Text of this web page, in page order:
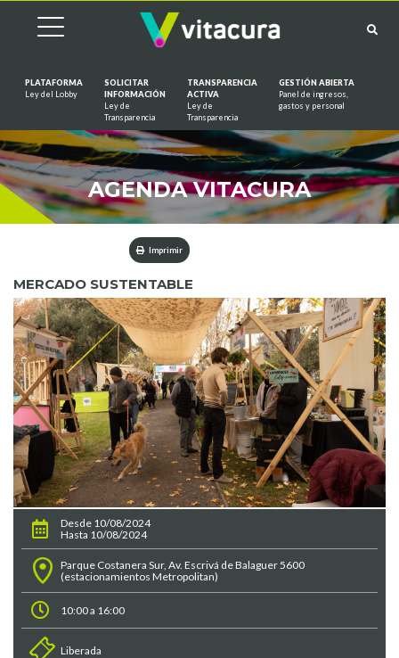
PLATAFORMA
Ley del Lobby
SOLICITAR
INFORMACIÓN
Ley de
Transparencia
TRANSPARENCIA
ACTIVA
Ley de
Transparencia
GESTIÓN ABIERTA
Panel de ingresos,
gastos y personal
AGENDA VITACURA
Imprimir
MERCADO SUSTENTABLE
Desde 10/08/2024
Hasta 10/08/2024
Parque Costanera Sur, Av. Escrivá de Balaguer 5600
(estacionamientos Metropolitan)
10:00 a 16:00
Liberada